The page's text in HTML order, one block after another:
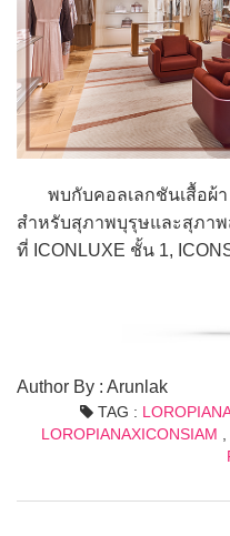
พบกับคอลเลกชันเสื้อผ้า
สำหรับสุภาพบุรุษและสุภาพ
ที่ ICONLUXE ชั้น 1,
Author By : Arunlak
TAG : LOROPIANA
LOROPIANAXICONSIAM